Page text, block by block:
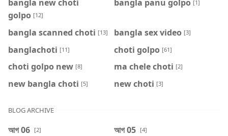
golpo [12]
[1]
bangla scanned choti [13] bangla sex video [3]
banglachoti [11] choti golpo [61]
choti golpo new [8] ma chele choti [2]
new bangla choti [5] new choti [3]
BLOG ARCHIVE
আগ 06 [2] আগ 05 [4]